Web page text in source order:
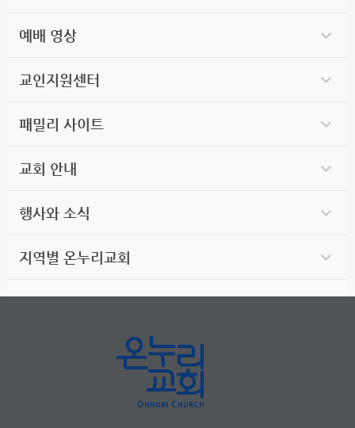
예배 영상
교인지원센터
패밀리 사이트
교회 안내
행사와 소식
지역별 온누리교회